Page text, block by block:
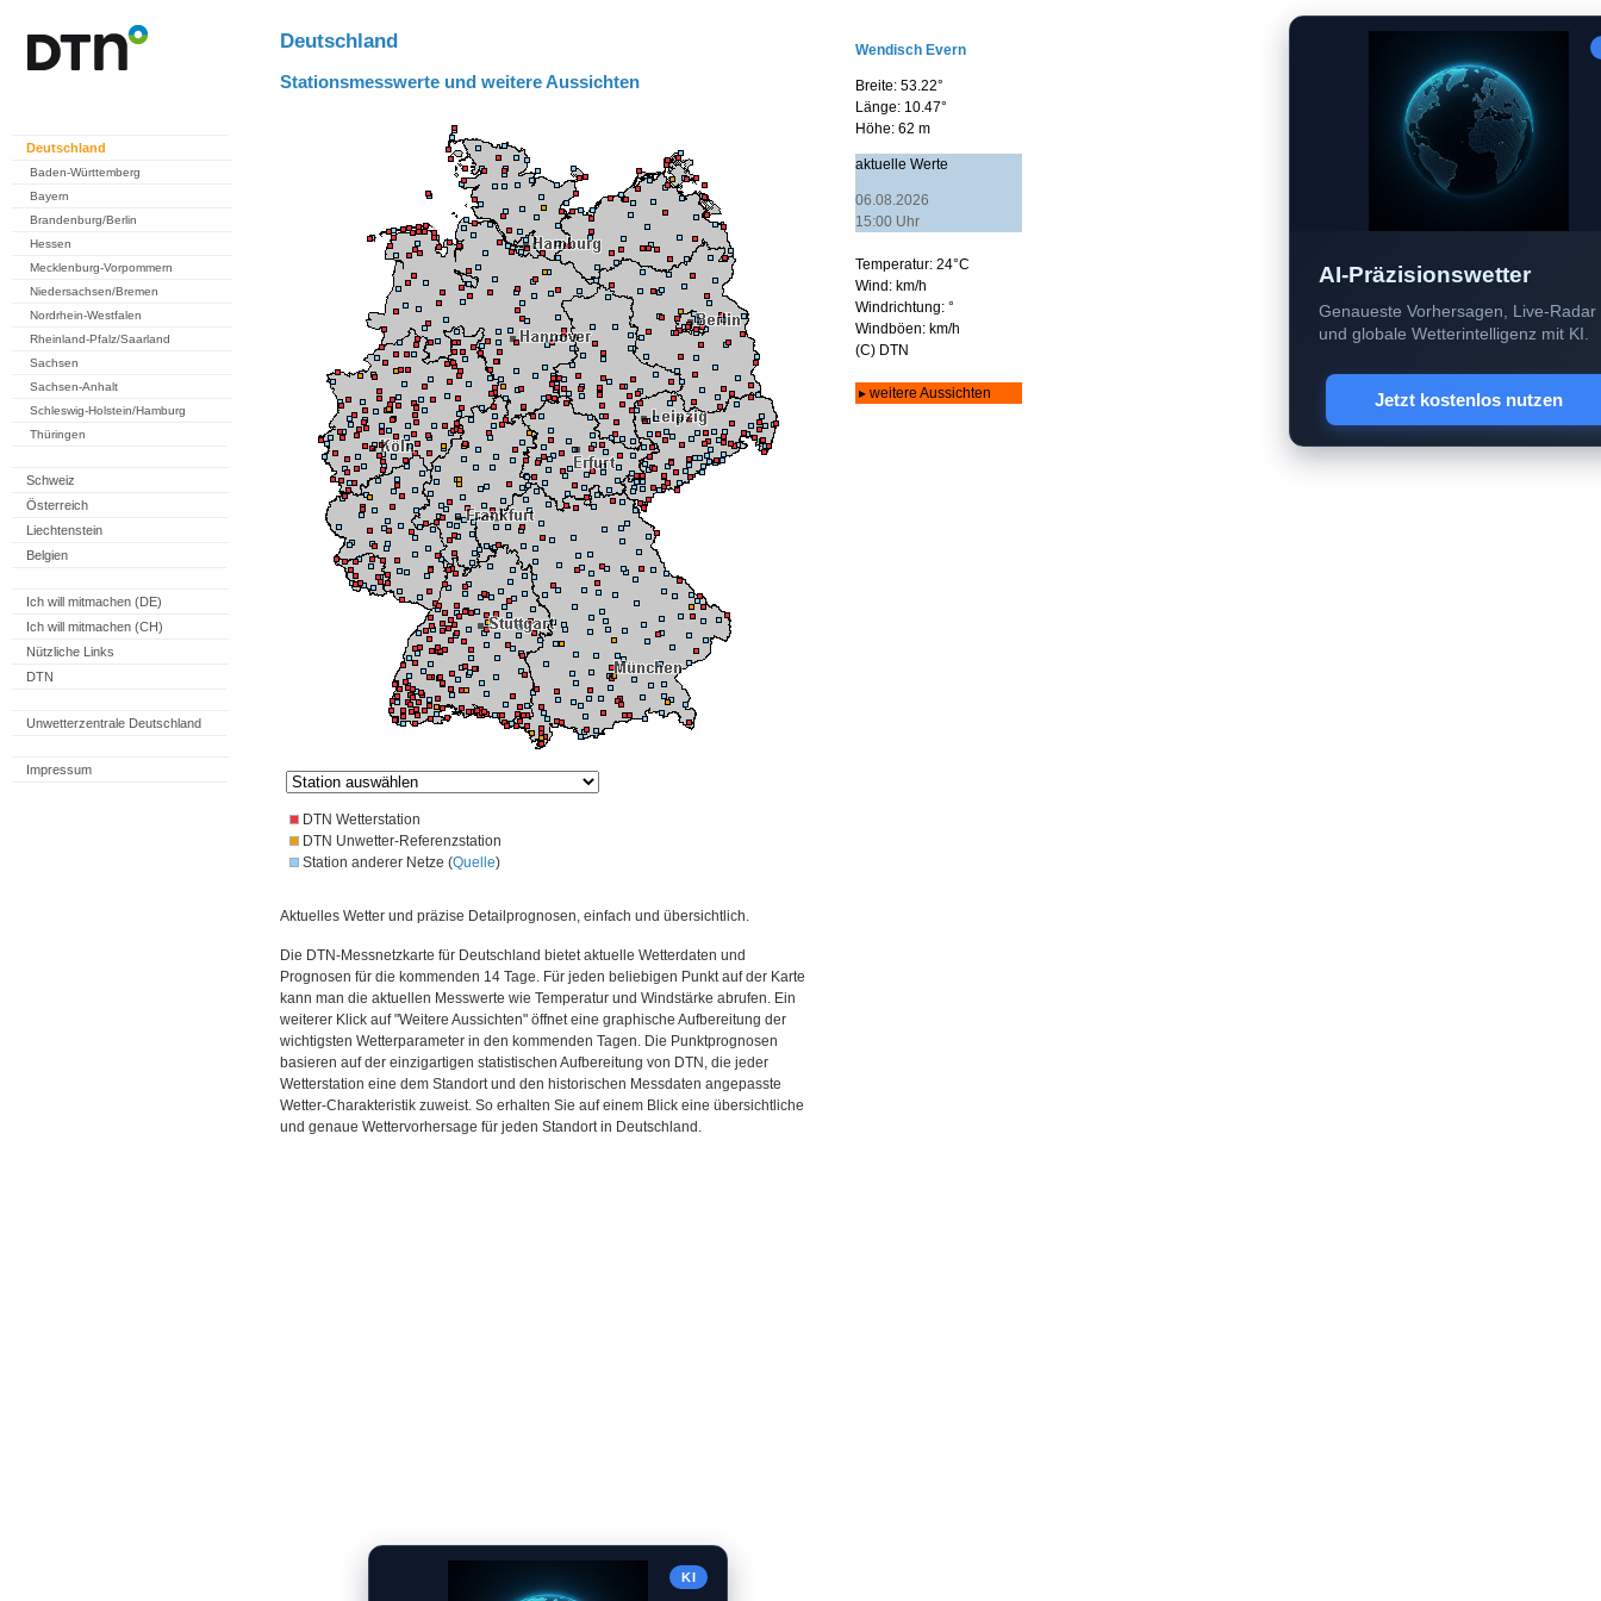
Deutschland
Baden-Württemberg
Bayern
Brandenburg/Berlin
Hessen
Mecklenburg-Vorpommern
Niedersachsen/Bremen
Nordrhein-Westfalen
Rheinland-Pfalz/Saarland
Sachsen
Sachsen-Anhalt
Schleswig-Holstein/Hamburg
Thüringen
Schweiz
Österreich
Liechtenstein
Belgien
Ich will mitmachen (DE)
Ich will mitmachen (CH)
Nützliche Links
DTN
Unwetterzentrale Deutschland
Impressum
Deutschland
Stationsmesswerte und weitere Aussichten
DTN Wetterstation
DTN Unwetter-Referenzstation
Station anderer Netze (Quelle)
Aktuelles Wetter und präzise Detailprognosen, einfach und übersichtlich.
Die DTN-Messnetzkarte für Deutschland bietet aktuelle Wetterdaten und
Prognosen für die kommenden 14 Tage. Für jeden beliebigen Punkt auf der Karte
kann man die aktuellen Messwerte wie Temperatur und Windstärke abrufen. Ein
weiterer Klick auf "Weitere Aussichten" öffnet eine graphische Aufbereitung der
wichtigsten Wetterparameter in den kommenden Tagen. Die Punktprognosen
basieren auf der einzigartigen statistischen Aufbereitung von DTN, die jeder
Wetterstation eine dem Standort und den historischen Messdaten angepasste
Wetter-Charakteristik zuweist. So erhalten Sie auf einem Blick eine übersichtliche
und genaue Wettervorhersage für jeden Standort in Deutschland.
KI
AI-Präzisionswetter
Genaueste Vorhersagen, Live-Radar
und globale Wetterintelligenz mit KI.
Jetzt kostenlos nutzen